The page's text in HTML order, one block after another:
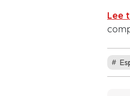
Lee